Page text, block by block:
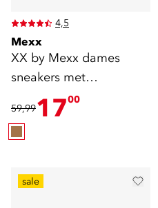
4,5
Mexx
XX by Mexx dames
sneakers met
panterprint bruin
59,991700
sale